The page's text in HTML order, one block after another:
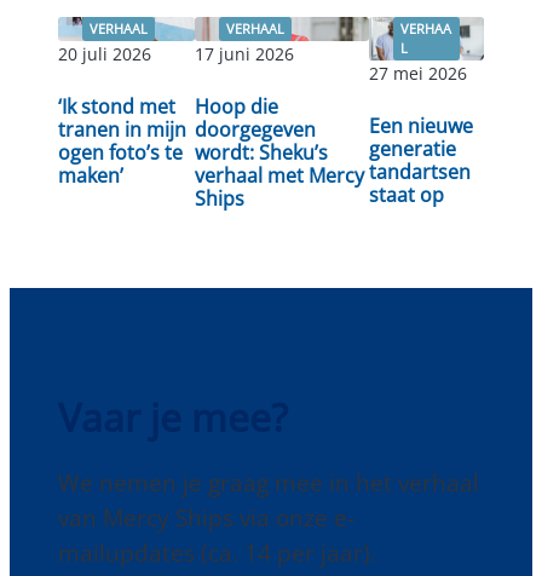
VERHAAL
20 juli 2026
‘Ik stond met
tranen in mijn
ogen foto’s te
maken’
Lees verder
VERHAAL
17 juni 2026
Hoop die
doorgegeven
wordt: Sheku’s
verhaal met Mercy
Ships
Lees verder
VERHAA
L
27 mei 2026
Een nieuwe
generatie
tandartsen
staat op
verder
We nemen je graag mee in het verhaal
van Mercy Ships via onze e-
mailupdates (ca. 14 per jaar).